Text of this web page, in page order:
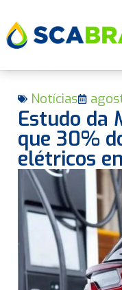
Notícias
Estudo da
que 30%
elétricos